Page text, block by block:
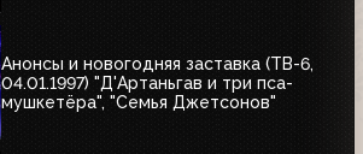
Анонсы и новогодняя заставка (ТВ-6,
04.01.1997) "Д'Артаньгав и три пса-
мушкетёра", "Семья Джетсонов"